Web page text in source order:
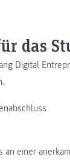
das
Digital
einer